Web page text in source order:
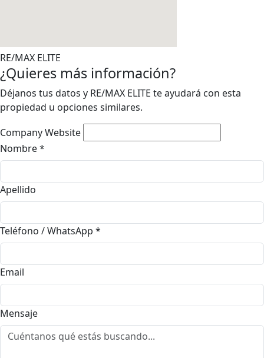
RE/MAX ELITE
¿Quieres más información?
Déjanos tus datos y RE/MAX ELITE te ayudará con esta
propiedad u opciones similares.
Company Website
Nombre*
Apellido
Teléfono / WhatsApp *
Email
Mensaje